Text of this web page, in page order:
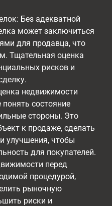
Без адекватной
может заключиться
для продавца, что
Тщательная оценка
рисков и
недвижимости
состояние
стороны. Это
к продаже, сделать
улучшения, чтобы
для покупателей.
перед
процедурой,
рыночную
риски и